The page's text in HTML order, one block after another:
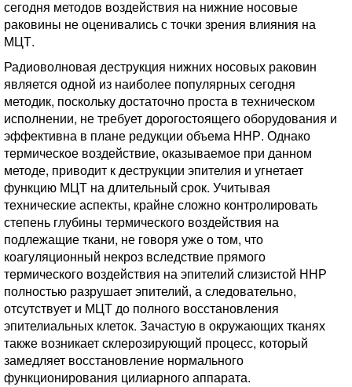
сегодня методов воздействия на нижние носовые
раковины не оценивались с точки зрения влияния на
МЦТ.
Радиоволновая деструкция нижних носовых раковин
является одной из наиболее популярных сегодня
методик, поскольку достаточно проста в техническом
исполнении, не требует дорогостоящего оборудования и
эффективна в плане редукции объема ННР. Однако
термическое воздействие, оказываемое при данном
методе, приводит к деструкции эпителия и угнетает
функцию МЦТ на длительный срок. Учитывая
технические аспекты, крайне сложно контролировать
степень глубины термического воздействия на
подлежащие ткани, не говоря уже о том, что
коагуляционный некроз вследствие прямого
термического воздействия на эпителий слизистой ННР
полностью разрушает эпителий, а следовательно,
отсутствует и МЦТ до полного восстановления
эпителиальных клеток. Зачастую в окружающих тканях
также возникает склерозирующий процесс, который
замедляет восстановление нормального
функционирования цилиарного аппарата.